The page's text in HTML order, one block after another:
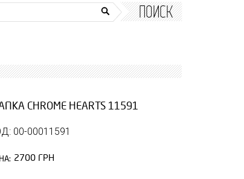
ПОИСК
CHROME HEARTS 11591
00-00011591
2700 ГРН